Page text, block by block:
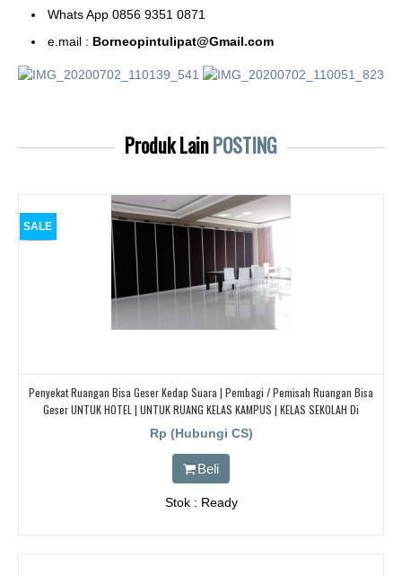
Whats App 0856 9351 0871
e.mail : Borneopintulipat@Gmail.com
Produk LainPOSTING
SALE
Penyekat Ruangan Bisa Geser Kedap Suara | Pembagi / Pemisah Ruangan Bisa
Geser UNTUK HOTEL | UNTUK RUANG KELAS KAMPUS | KELAS SEKOLAH Di
BANDUNG, JAKARTA, BEKASI, TANGERANG
Rp (Hubungi CS)
Beli
Stok : Ready